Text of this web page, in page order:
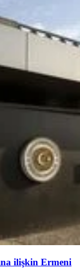
ilişkin Ermeni